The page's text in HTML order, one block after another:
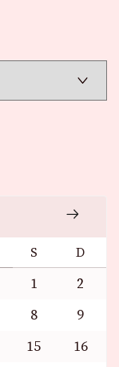
S D
1
2
8
9
15
16